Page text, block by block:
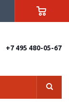
+7 495 480-05-67